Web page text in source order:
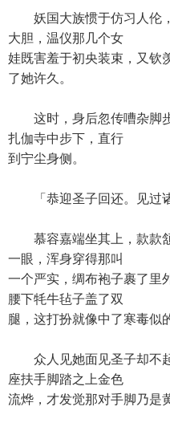
妖国大族惯于仿习人伦
大胆，温仪那几个女
娃既害羞于初央装束，又钦
了她许久。
这时，身后忽传嘈杂脚步
扎伽寺中步下，直行
到宁尘身侧。
「恭迎圣子回还。见过诸
慕容嘉端坐其上，款款
一眼，浑身穿得那叫
一个严实，绸布袍子裹了里
腰下牦牛毡子盖了双
腿，这打扮就像中了寒毒似
众人见她面见圣子却不起
座扶手脚踏之上金色
流烨，才发觉那对手脚乃是